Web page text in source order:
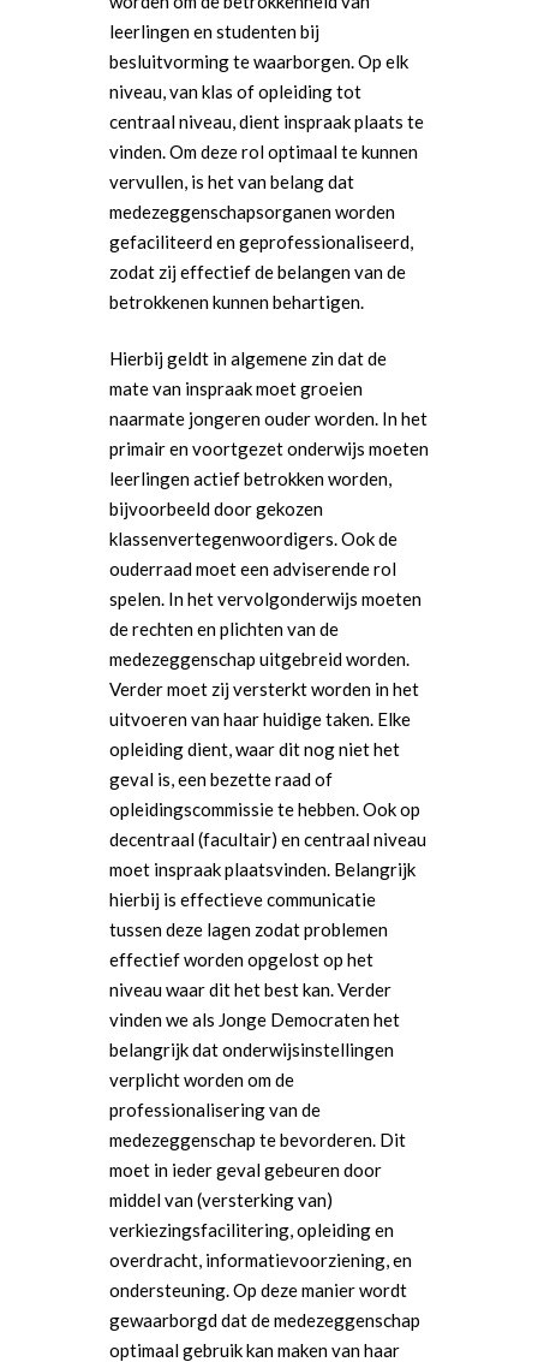
leerlingen en studenten bij
besluitvorming te waarborgen. Op elk
niveau, van klas of opleiding tot
centraal niveau, dient inspraak plaats te
vinden. Om deze rol optimaal te kunnen
vervullen, is het van belang dat
medezeggenschapsorganen worden
gefaciliteerd en geprofessionaliseerd,
zodat zij effectief de belangen van de
betrokkenen kunnen behartigen.
Hierbij geldt in algemene zin dat de
mate van inspraak moet groeien
naarmate jongeren ouder worden. In het
primair en voortgezet onderwijs moeten
leerlingen actief betrokken worden,
bijvoorbeeld door gekozen
klassenvertegenwoordigers. Ook de
ouderraad moet een adviserende rol
spelen. In het vervolgonderwijs moeten
de rechten en plichten van de
medezeggenschap uitgebreid worden.
Verder moet zij versterkt worden in het
uitvoeren van haar huidige taken. Elke
opleiding dient, waar dit nog niet het
geval is, een bezette raad of
opleidingscommissie te hebben. Ook op
decentraal (facultair) en centraal niveau
moet inspraak plaatsvinden. Belangrijk
hierbij is effectieve communicatie
tussen deze lagen zodat problemen
effectief worden opgelost op het
niveau waar dit het best kan. Verder
vinden we als Jonge Democraten het
belangrijk dat onderwijsinstellingen
verplicht worden om de
professionalisering van de
medezeggenschap te bevorderen. Dit
moet in ieder geval gebeuren door
middel van (versterking van)
verkiezingsfacilitering, opleiding en
overdracht, informatievoorziening, en
ondersteuning. Op deze manier wordt
gewaarborgd dat de medezeggenschap
optimaal gebruik kan maken van haar